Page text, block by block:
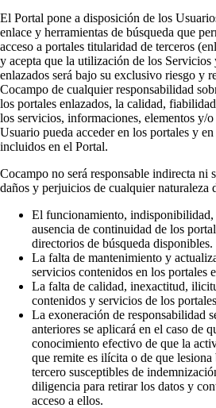
El Portal pone a disposición de los
enlace y herramientas de búsqueda que
acceso a portales titularidad de terceros
y acepta que la utilización de los Servicios
enlazados será bajo su exclusivo riesgo y
Cocampo de cualquier responsabilidad
los portales enlazados, la calidad,
los servicios, informaciones, elementos y/
Usuario pueda acceder en los portales y
incluidos en el Portal.
Cocampo no será responsable indirecta ni
daños y perjuicios de cualquier naturaleza
El funcionamiento,
ausencia de continuidad de los
directorios de búsqueda disponibles.
La falta de mantenimiento y
servicios contenidos en los portales
La falta de calidad, inexactitud,
contenidos y servicios de los
La exoneración de responsabilidad
anteriores se aplicará en el caso de
conocimiento efectivo de que la
que remite es ilícita o de que lesiona
tercero susceptibles de
diligencia para retirar los datos y
acceso a ellos.